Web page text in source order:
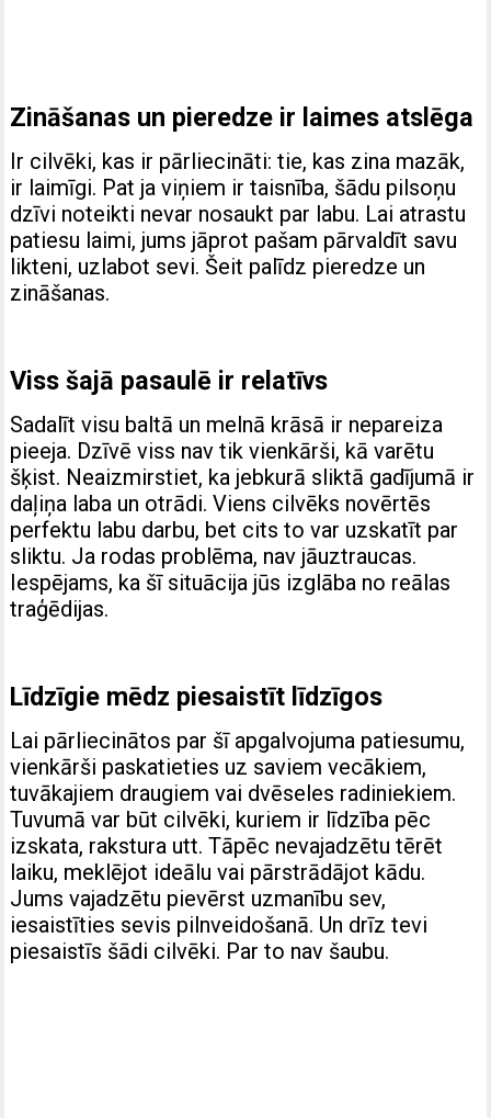
Zināšanas un pieredze ir laimes atslēga
Ir cilvēki, kas ir pārliecināti: tie, kas zina mazāk,
ir laimīgi. Pat ja viņiem ir taisnība, šādu pilsoņu
dzīvi noteikti nevar nosaukt par labu. Lai atrastu
patiesu laimi, jums jāprot pašam pārvaldīt savu
likteni, uzlabot sevi. Šeit palīdz pieredze un
zināšanas.
Viss šajā pasaulē ir relatīvs
Sadalīt visu baltā un melnā krāsā ir nepareiza
pieeja. Dzīvē viss nav tik vienkārši, kā varētu
šķist. Neaizmirstiet, ka jebkurā sliktā gadījumā ir
daļiņa laba un otrādi. Viens cilvēks novērtēs
perfektu labu darbu, bet cits to var uzskatīt par
sliktu. Ja rodas problēma, nav jāuztraucas.
Iespējams, ka šī situācija jūs izglāba no reālas
traģēdijas.
Līdzīgie mēdz piesaistīt līdzīgos
Lai pārliecinātos par šī apgalvojuma patiesumu,
vienkārši paskatieties uz saviem vecākiem,
tuvākajiem draugiem vai dvēseles radiniekiem.
Tuvumā var būt cilvēki, kuriem ir līdzība pēc
izskata, rakstura utt. Tāpēc nevajadzētu tērēt
laiku, meklējot ideālu vai pārstrādājot kādu.
Jums vajadzētu pievērst uzmanību sev,
iesaistīties sevis pilnveidošanā. Un drīz tevi
piesaistīs šādi cilvēki. Par to nav šaubu.